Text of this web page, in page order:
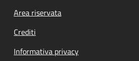
Footer menu
Area riservata
Crediti
Informativa privacy